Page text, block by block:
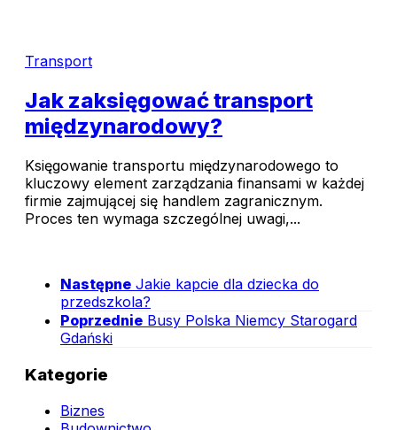
Transport
Jak zaksięgować transport
międzynarodowy?
Księgowanie transportu międzynarodowego to
kluczowy element zarządzania finansami w każdej
firmie zajmującej się handlem zagranicznym.
Proces ten wymaga szczególnej uwagi,...
Następne Jakie kapcie dla dziecka do
przedszkola?
Poprzednie Busy Polska Niemcy Starogard
Gdański
Kategorie
Biznes